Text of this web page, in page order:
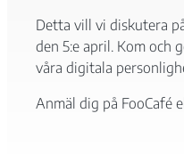
Detta vill vi diskutera
den 5:e april. Kom och
våra digitala
Anmäl dig på FooCafé
taget ska
fungera.
Statistik